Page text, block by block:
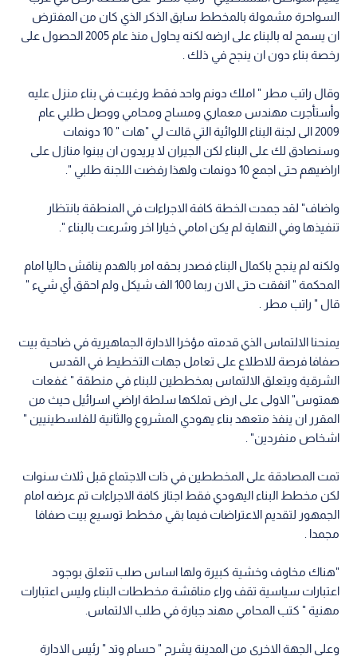
السواحرة مشمولة بالمخطط سابق الذكر الذي كان من المفترض
ان يسمح له بالبناء على ارضه لكنه يحاول منذ عام 2005 الحصول على
رخصة بناء دون ان ينجح في ذلك .
وقال راتب مطر " املك دونم واحد فقط ورغبت في بناء منزل عليه
وأستأجرت مهندس معماري ومساح ومحامي ووصل طلبي عام
2009 الى لجنة البناء اللوائية التي قالت لي "هات " 10 دونمات
وسنصادق لك على البناء لكن الجيران لا يريدون ان يبنوا منازل على
اراضيهم حتى اجمع 10 دونمات ولهذا رفضت اللجنة طلبي ".
واضاف" لقد جمدت الخطة كافة الاجراءات في المنطقة بانتظار
تنفيذها وفي النهاية لم يكن امامي خيارا اخر وشرعت بالبناء ".
ولكنه لم ينجح باكمال البناء فصدر بحقه امر بالهدم يناقش حاليا امام
المحكمة " انفقت حتى الان ربما 100 الف شيكل ولم احقق أي شيء "
قال " راتب مطر .
يمنحنا الالتماس الذي قدمته مؤخرا الادارة الجماهيرية في ضاحية بيت
صفافا فرصة للاطلاع على تعامل جهات التخطيط في القدس
الشرقية ويتعلق الالتماس بمخططين للبناء في منطقة " غفعات
همتوس" الاولى على ارض تملكها سلطة اراضي اسرائيل حيث من
المقرر ان ينفذ متعهد بناء يهودي المشروع والثانية للفلسطينيين "
اشخاص منفردين" .
تمت المصادقة على المخططين في ذات الاجتماع قبل ثلاث سنوات
لكن مخطط البناء اليهودي فقط اجتاز كافة الاجراءات تم عرضه امام
الجمهور لتقديم الاعتراضات فيما بقي مخطط توسيع بيت صفافا
مجمدا .
"هناك مخاوف وخشية كبيرة ولها اساس صلب تتعلق بوجود
اعتبارات سياسية تقف وراء مناقشة مخططات البناء وليس اعتبارات
مهنية " كتب المحامي مهند جبارة في طلب الالتماس.
وعلى الجهة الاخرى من المدينة يشرح " حسام وتد " رئيس الادارة